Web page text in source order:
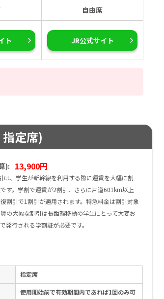
自由席
ト JR公式サイト
定席)
): 13,900円
は、学生が新幹線を利用する際に運賃を大幅に割
す。学割で運賃が2割引、さらに片道601km以上
割引で1割引が適用されます。特急料金は割引対象
の大幅な割引は長距離移動の学生にとって大変お
発行される学割証が必要です。
指定席
使用開始前で有効期間内であれば1回のみ可